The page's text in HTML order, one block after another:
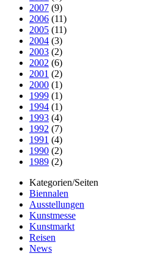
2007 (9)
2006 (11)
2005 (11)
2004 (3)
2003 (2)
2002 (6)
2001 (2)
2000 (1)
1999 (1)
1994 (1)
1993 (4)
1992 (7)
1991 (4)
1990 (2)
1989 (2)
Kategorien/Seiten
Biennalen
Ausstellungen
Kunstmesse
Kunstmarkt
Reisen
News